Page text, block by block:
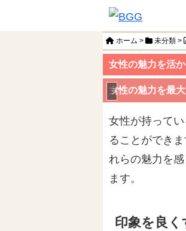
ホーム > 未分類 >
女性の魅力を活
未分類
女性の魅力を最
女性が持って
ることができ
れらの魅力を
ます。
印象を良